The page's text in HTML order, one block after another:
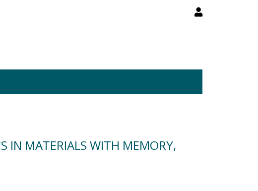
IN MATERIALS WITH MEMORY,